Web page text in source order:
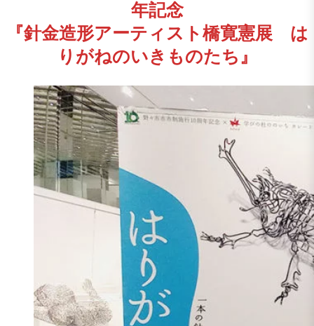
年記念
『針金造形アーティスト橋寛憲展 は
りがねのいきものたち』